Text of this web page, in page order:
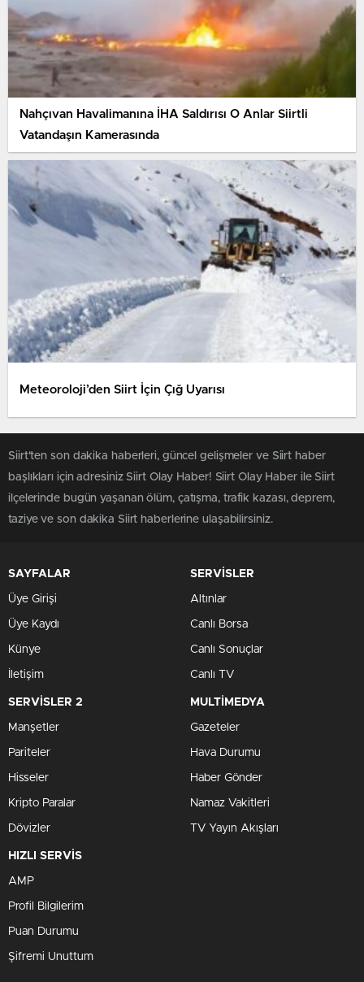
Nahçıvan Havalimanına İHA Saldırısı O Anlar Siirtli
Vatandaşın Kamerasında
Meteoroloji’den Siirt İçin Çığ Uyarısı
Siirt'ten son dakika haberleri, güncel gelişmeler ve Siirt haber
başlıkları için adresiniz Siirt Olay Haber! Siirt Olay Haber ile Siirt
ilçelerinde bugün yaşanan ölüm, çatışma, trafik kazası, deprem,
taziye ve son dakika Siirt haberlerine ulaşabilirsiniz.
SAYFALAR
Üye Girişi
Üye Kaydı
Künye
İletişim
SERVİSLER
Altınlar
Canlı Borsa
Canlı Sonuçlar
Canlı TV
SERVİSLER 2
Manşetler
Pariteler
Hisseler
Kripto Paralar
Dövizler
MULTİMEDYA
Gazeteler
Hava Durumu
Haber Gönder
Namaz Vakitleri
TV Yayın Akışları
HIZLI SERVİS
AMP
Profil Bilgilerim
Puan Durumu
Şifremi Unuttum